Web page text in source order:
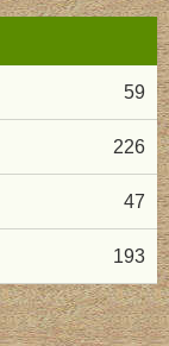
59
226
47
193